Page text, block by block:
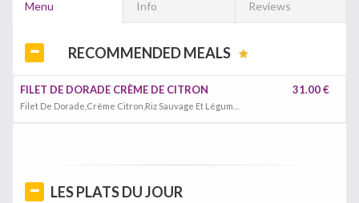
Menu Info Reviews
RECOMMENDED MEALS
FILET DE DORADE CRÈME DE CITRON 31.00 €
LES PLATS DU JOUR